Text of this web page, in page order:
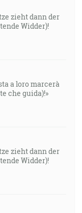
zieht dann der
Widder)!
a loro marcerà
che guida)!»
zieht dann der
Widder)!